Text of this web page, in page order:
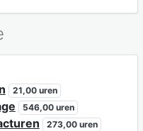
21,00 uren
546,00 uren
273,00 uren